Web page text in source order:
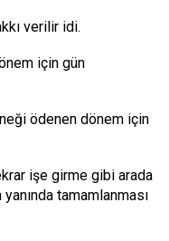
verilir idi.
için gün
ödenen dönem için
işe girme gibi arada
tamamlanması